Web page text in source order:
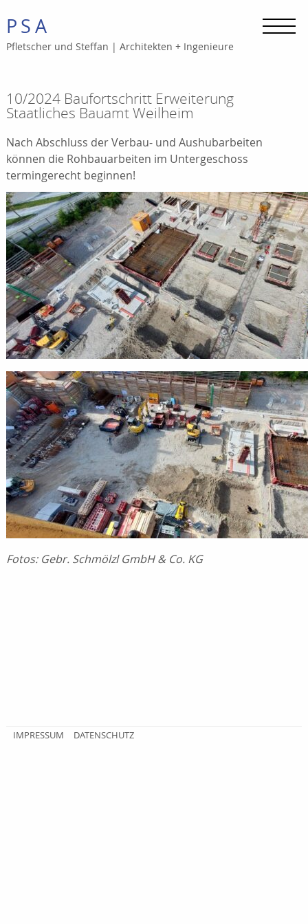
PSA
Pfletscher und Steffan | Architekten + Ingenieure
10/2024 Baufortschritt Erweiterung
Staatliches Bauamt Weilheim
Nach Abschluss der Verbau- und Aushubarbeiten
können die Rohbauarbeiten im Untergeschoss
termingerecht beginnen!
Fotos: Gebr. Schmölzl GmbH & Co. KG
IMPRESSUM DATENSCHUTZ